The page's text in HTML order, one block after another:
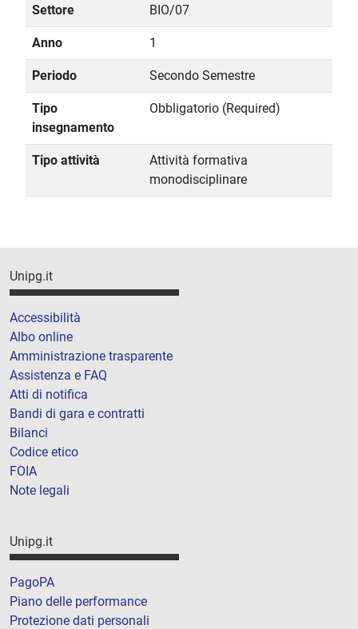
Settore BIO/07
Anno 1
Periodo Secondo Semestre
Tipo
insegnamento
Obbligatorio (Required)
Tipo attività
Attività formativa
monodisciplinare
Unipg.it
Accessibilità
Albo online
Amministrazione trasparente
Assistenza e FAQ
Atti di notifica
Bandi di gara e contratti
Bilanci
Codice etico
FOIA
Note legali
Unipg.it
PagoPA
Piano delle performance
Protezione dati personali